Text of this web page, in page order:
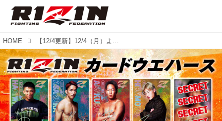
HOME 【12/4更新】12/4（月）より『RIZINウエハース』が全国のお菓子売場で販売スタート！